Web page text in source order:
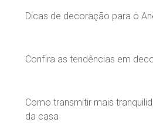
Dicas de decoração para o
Confira as tendências em
Como transmitir mais
da casa